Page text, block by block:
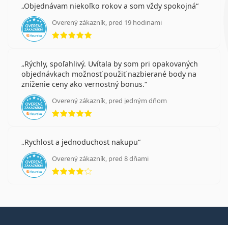
Objednávam niekoľko rokov a som vždy spokojná
Overený zákazník, pred 19 hodinami
hodnotenie 5 z 5
Rýchly, spoľahlivý. Uvítala by som pri opakovaných
objednávkach možnosť použiť nazbierané body na
zníženie ceny ako vernostný bonus.
Overený zákazník, pred jedným dňom
hodnotenie 5 z 5
Rychlost a jednoduchost nakupu
Overený zákazník, pred 8 dňami
hodnotenie 4 z 5